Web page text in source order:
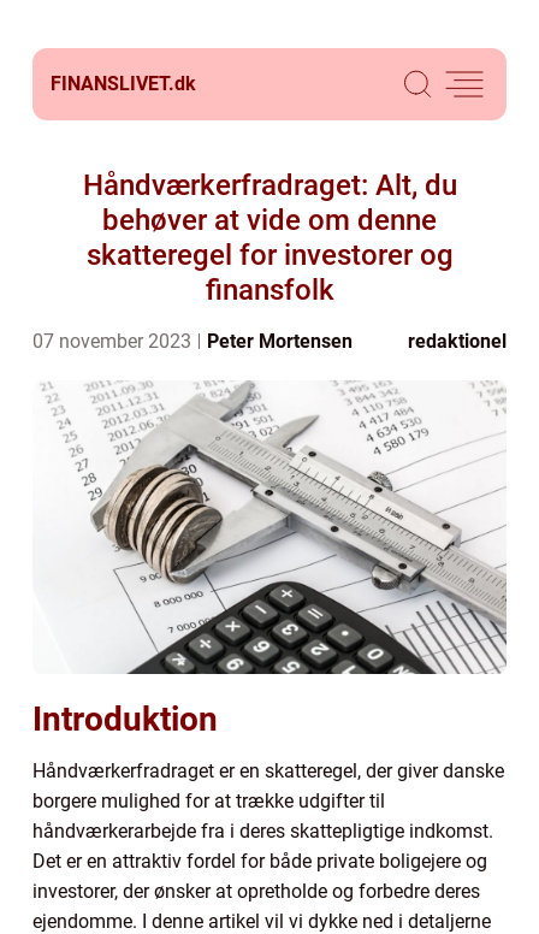
FINANSLIVET.dk
Håndværkerfradraget: Alt, du
behøver at vide om denne
skatteregel for investorer og
finansfolk
07 november 2023 Peter Mortensen redaktionel
Introduktion
Håndværkerfradraget er en skatteregel, der giver danske
borgere mulighed for at trække udgifter til
håndværkerarbejde fra i deres skattepligtige indkomst.
Det er en attraktiv fordel for både private boligejere og
investorer, der ønsker at opretholde og forbedre deres
ejendomme. I denne artikel vil vi dykke ned i detaljerne